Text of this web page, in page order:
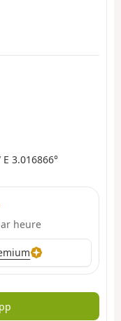
3.016866°
heure